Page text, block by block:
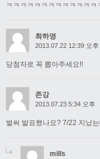
ㅋㅋㅋㅋㅋㅋㅋㅋㅋㅋㅋㅋ
최하영
2013.07.22 12:39 오후
당첨자로 꼭 뽑아주세요!!
존강
2013.07.23 5:34 오후
벌써 발표했나요? 7/22 지났는
mills